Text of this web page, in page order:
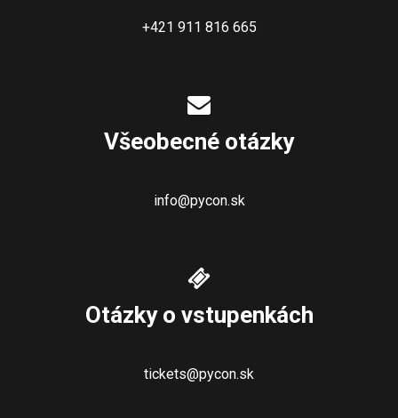
+421 911 816 665
Všeobecné otázky
info@pycon.sk
Otázky o vstupenkách
tickets@pycon.sk